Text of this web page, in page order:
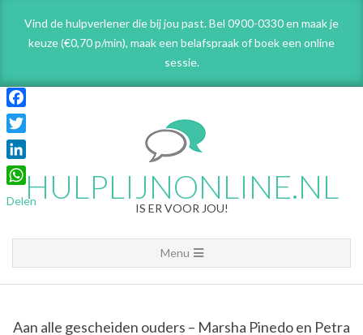
content
Vind de hulpverlener die bij jou past. Bel 0900-0330 en maak je
keuze (€0,70 p/min), maak een belafspraakof boek een online
sessie.
HULPLIJNONLINE.NL
IS ER VOOR JOU!
Navigation
Menu
Menu
Aan alle gescheiden ouders – Marsha Pinedo en Petra
Facebook
Twitter
LinkedIn
WhatsApp
Delen